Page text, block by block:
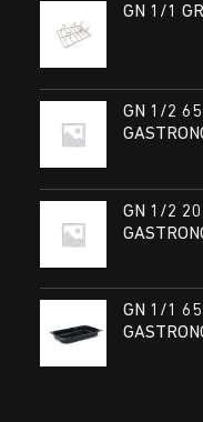
GN 1/1
GN 1/2
GN 1/2
GN 1/1